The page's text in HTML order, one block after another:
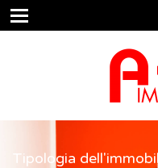
Tipologia